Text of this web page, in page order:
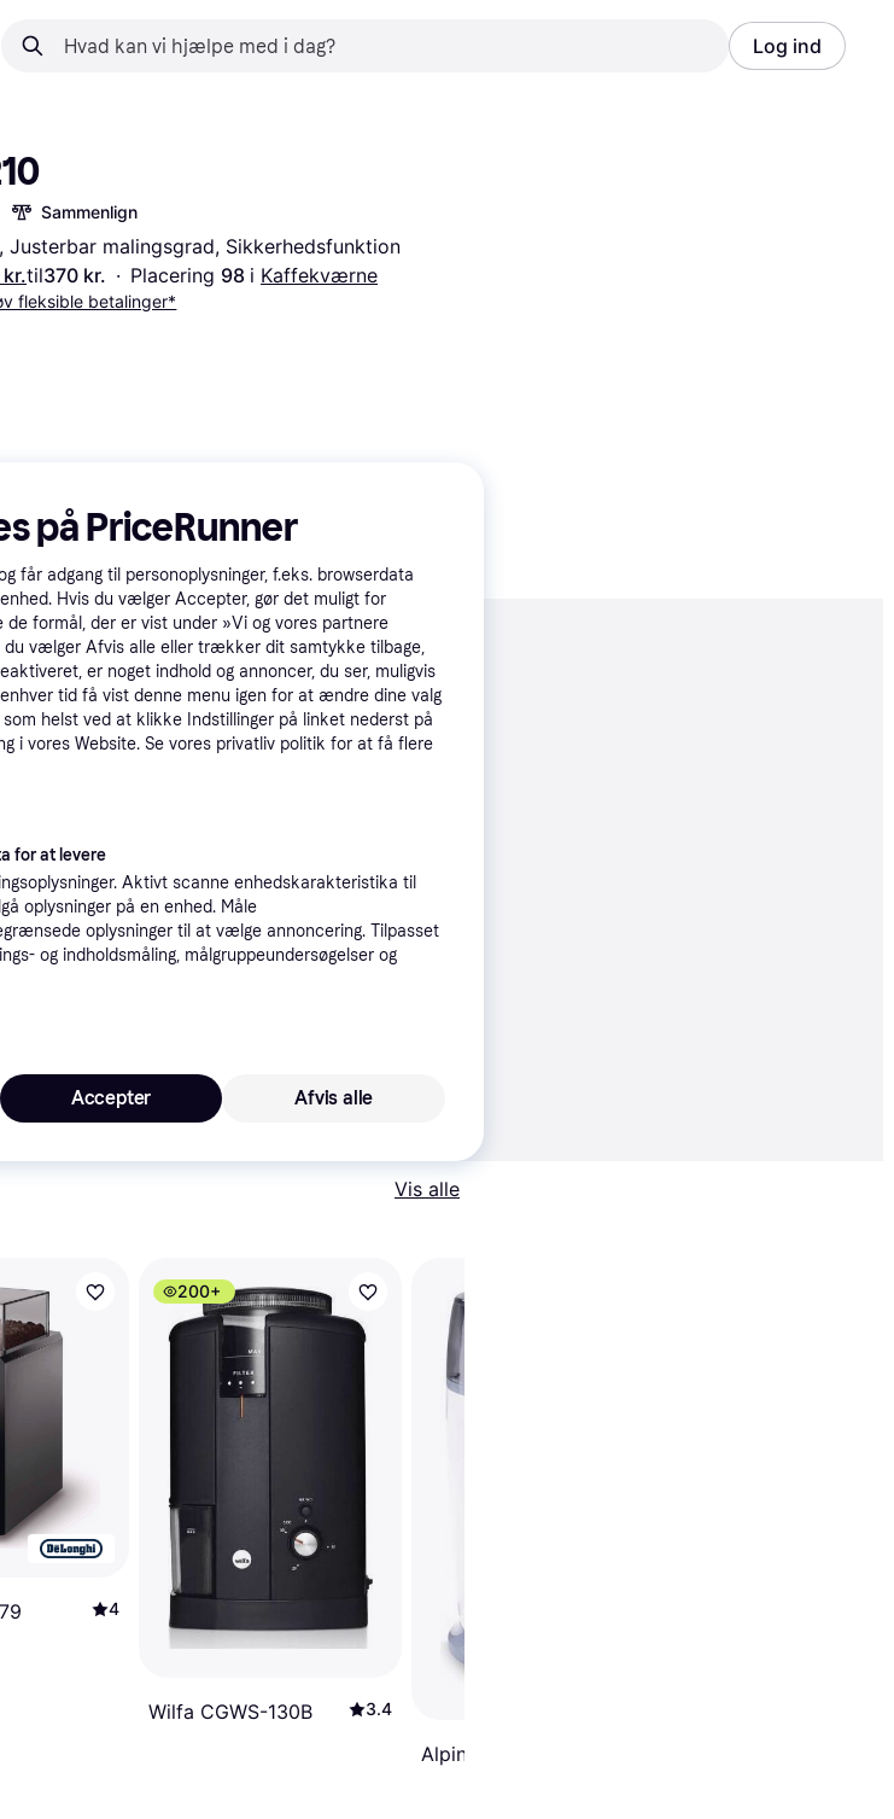
Log ind
Sammenlign
malingsgrad, Sikkerhedsfunktion
til370 kr. · Placering 98 i Kaffekværne
fleksible betalinger*
Promoveret
39 kr. fragt,4-5 dage 370 kr.
Eller 123 kr./md.
Laveste pris·Bestillingsvare 334 kr.
Købsgaranti
Vis alle priser
Vis alle
4
200+
Wilfa CGWS-130B 3.4
Alpina TURA-760542
på PriceRunner
får adgang til personoplysninger, f.eks. browserdata
Hvis du vælger Accepter, gør det muligt for
formål, der er vist under »Vi og vores partnere
du vælger Afvis alle eller trækker dit samtykke tilbage,
er noget indhold og annoncer, du ser, muligvis
tid få vist denne menu igen for at ændre dine valg
helst ved at klikke Indstillinger på linket nederst på
i vores Website. Se vores privatliv politik for at få flere
for at levere
Aktivt scanne enhedskarakteristika til
oplysninger på en enhed. Måle
oplysninger til at vælge annoncering. Tilpasset
og indholdsmåling, målgruppeundersøgelser og
Afvis alle
Accepter